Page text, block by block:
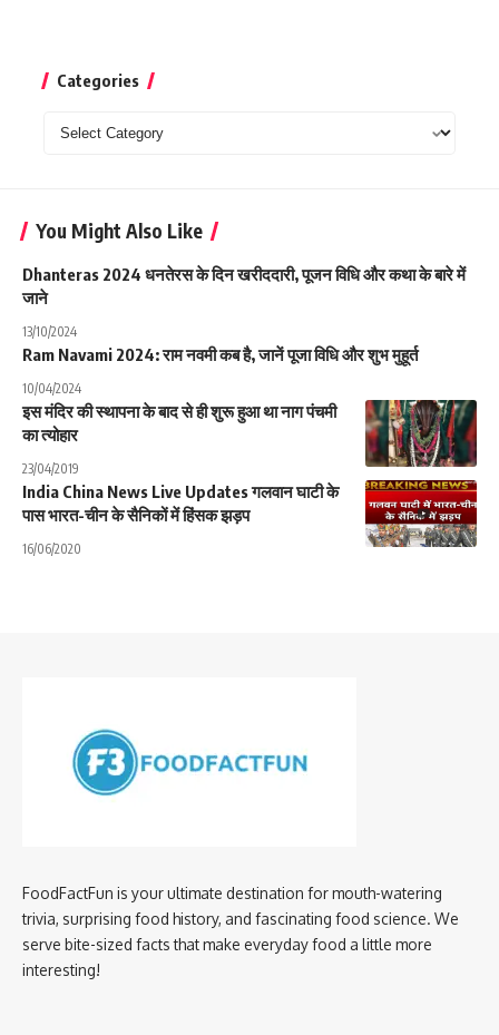
Categories
Categories
You Might Also Like
Dhanteras 2024 धनतेरस के दिन खरीददारी, पूजन विधि और कथा के बारे में
जाने
13/10/2024
Ram Navami 2024: राम नवमी कब है, जानें पूजा विधि और शुभ मुहूर्त
10/04/2024
इस मंदिर की स्थापना के बाद से ही शुरू हुआ था नाग पंचमी
का त्योहार
23/04/2019
India China News Live Updates गलवान घाटी के
पास भारत-चीन के सैनिकों में हिंसक झड़प
16/06/2020
FoodFactFun is your ultimate destination for mouth-watering
trivia, surprising food history, and fascinating food science. We
serve bite-sized facts that make everyday food a little more
interesting!